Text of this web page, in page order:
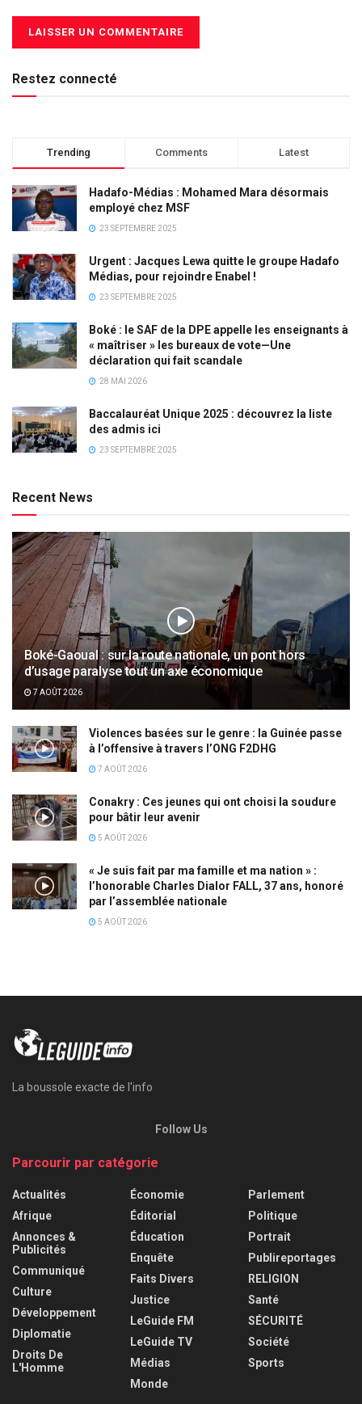
Restez connecté
Trending Comments Latest
Hadafo-Médias : Mohamed Mara désormais
employé chez MSF
23 SEPTEMBRE 2025
Urgent : Jacques Lewa quitte le groupe Hadafo
Médias, pour rejoindre Enabel !
23 SEPTEMBRE 2025
Boké : le SAF de la DPE appelle les enseignants à
« maîtriser » les bureaux de vote—Une
déclaration qui fait scandale
28 MAI 2026
Baccalauréat Unique 2025 : découvrez la liste
des admis ici
23 SEPTEMBRE 2025
Recent News
Boké-Gaoual : sur la route nationale, un pont hors
d’usage paralyse tout un axe économique
7 AOÛT 2026
Violences basées sur le genre : la Guinée passe
à l’offensive à travers l’ONG F2DHG
7 AOÛT 2026
Conakry : Ces jeunes qui ont choisi la soudure
pour bâtir leur avenir
5 AOÛT 2026
« Je suis fait par ma famille et ma nation » :
l’honorable Charles Dialor FALL, 37 ans, honoré
par l’assemblée nationale
5 AOÛT 2026
La boussole exacte de l'info
Follow Us
Parcourir par catégorie
Actualités
Afrique
Annonces &
Publicités
Communiqué
Culture
Développement
Diplomatie
Droits De
L'Homme
Économie
Éditorial
Éducation
Enquête
Faits Divers
Justice
LeGuide FM
LeGuide TV
Médias
Monde
Parlement
Politique
Portrait
Publireportages
RELIGION
Santé
SÉCURITÉ
Société
Sports